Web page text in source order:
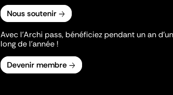
Nous soutenir
Avec l’Archi pass, bénéficiez pendant un an
long de l’année !
Devenir membre